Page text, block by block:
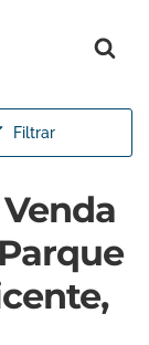
Filtrar